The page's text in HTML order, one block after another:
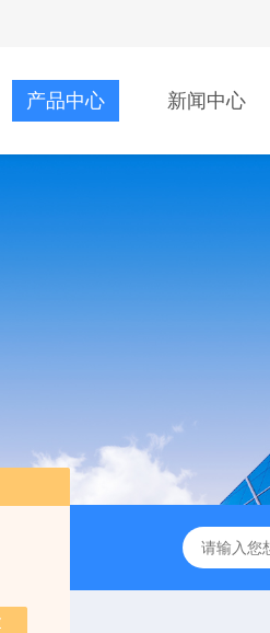
产品中心 新闻中心
自动翻转式振荡萃取器 诺基